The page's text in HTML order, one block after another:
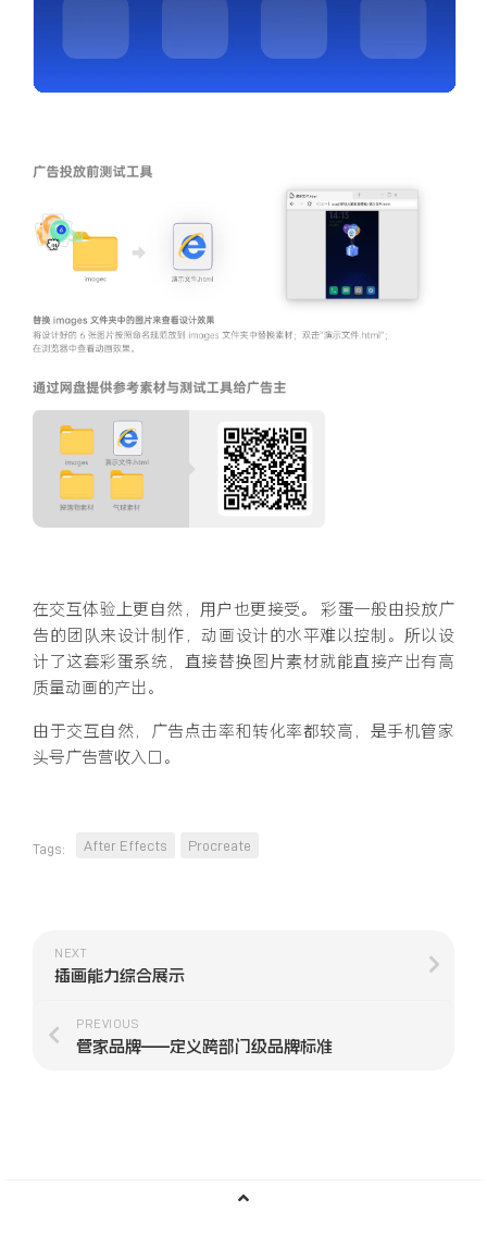
在交互体验上更自然，用户也更接受。 彩蛋一般由投放广
告的团队来设计制作，动画设计的水平难以控制。所以设
计了这套彩蛋系统，直接替换图片素材就能直接产出有高
质量动画的产出。
由于交互自然，广告点击率和转化率都较高，是手机管家
头号广告营收入口。
Tags: After Effects Procreate
NEXT
插画能力综合展示
PREVIOUS
管家品牌——定义跨部门级品牌标准